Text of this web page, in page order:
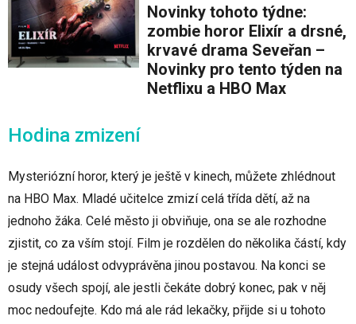
Novinky tohoto týdne:
zombie horor Elixír a drsné,
krvavé drama Seveřan –
Novinky pro tento týden na
Netflixu a HBO Max
Hodina zmizení
Mysteriózní horor, který je ještě v kinech, můžete zhlédnout
na HBO Max. Mladé učitelce zmizí celá třída dětí, až na
jednoho žáka. Celé město ji obviňuje, ona se ale rozhodne
zjistit, co za vším stojí. Film je rozdělen do několika částí, kdy
je stejná událost odvyprávěna jinou postavou. Na konci se
osudy všech spojí, ale jestli čekáte dobrý konec, pak v něj
moc nedoufejte. Kdo má ale rád lekačky, přijde si u tohoto